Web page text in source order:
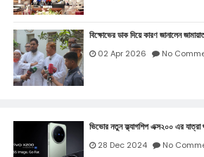
বিক্ষোভের ডাক দিয়ে কারণ জানালেন
02 Apr 2026 No
ভিভোর নতুন ফ্ল্যাগশিপ এক্স২০০ এর
28 Dec 2024 No